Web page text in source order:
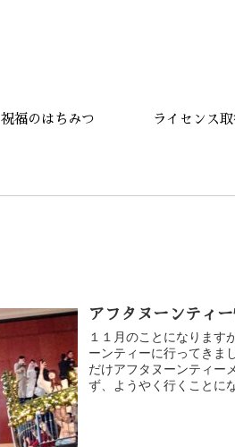
祝福のはちみつ ライセンス
アフタヌーンティ
１１月のことになります
ーンティーに行ってきま
だけアフタヌーンティー
ず、ようやく行くことに